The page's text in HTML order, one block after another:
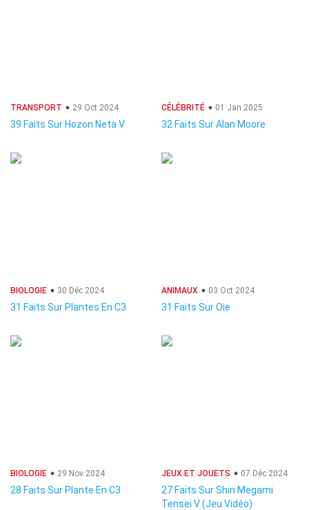
TRANSPORT 29 Oct 2024
39 Faits Sur Hozon Neta V
CÉLÉBRITÉ 01 Jan 2025
32 Faits Sur Alan Moore
BIOLOGIE 30 Déc 2024
31 Faits Sur Plantes En C3
ANIMAUX 03 Oct 2024
31 Faits Sur Oie
BIOLOGIE 29 Nov 2024
28 Faits Sur Plante En C3
JEUX ET JOUETS 07 Déc 2024
27 Faits Sur Shin Megami
Tensei V (Jeu Vidéo)